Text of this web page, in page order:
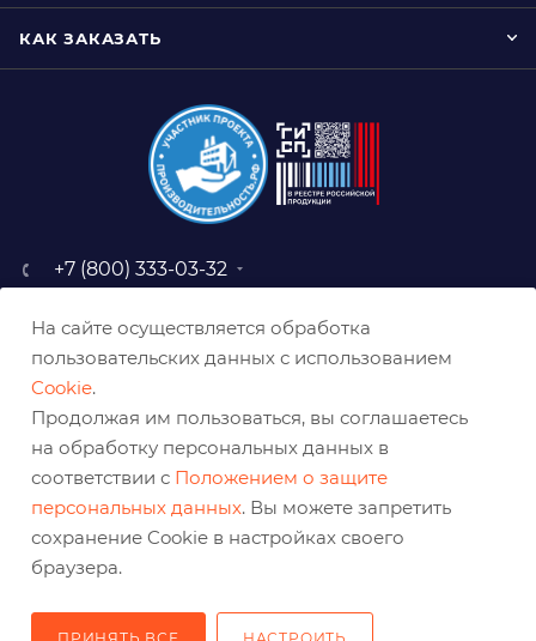
КАК ЗАКАЗАТЬ
+7 (800) 333-03-32
baz@belabraziv.ru
308009, Россия, г. Белгород,
На сайте осуществляется обработка
пользовательских данных с использованием
Cookie.
Продолжая им пользоваться, вы соглашаетесь
на обработку персональных данных в
соответствии с Положением о защите
персональных данных. Вы можете запретить
сохранение Cookie в настройках своего
браузера.